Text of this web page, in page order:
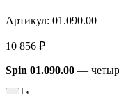
Артикул: 01.090.00
10 856 ₽
Spin 01.090.00 —